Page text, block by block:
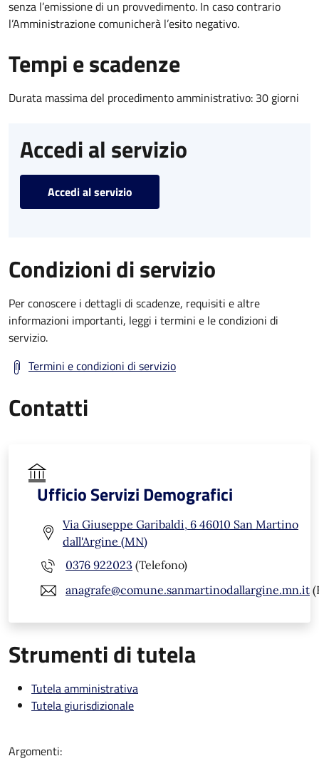
senza l’emissione di un provvedimento. In caso contrario
l’Amministrazione comunicherà l’esito negativo.
Tempi e scadenze
Durata massima del procedimento amministrativo: 30 giorni
Accedi al servizio
Accedi al servizio
Condizioni di servizio
Per conoscere i dettagli di scadenze, requisiti e altre
informazioni importanti, leggi i termini e le condizioni di
servizio.
Termini e condizioni di servizio
Contatti
Ufficio Servizi Demografici
Via Giuseppe Garibaldi, 6 46010 San Martino
dall'Argine (MN)
0376 922023 (Telefono)
anagrafe@comune.sanmartinodallargine.mn.it
Strumenti di tutela
Tutela amministrativa
Tutela giurisdizionale
Argomenti: